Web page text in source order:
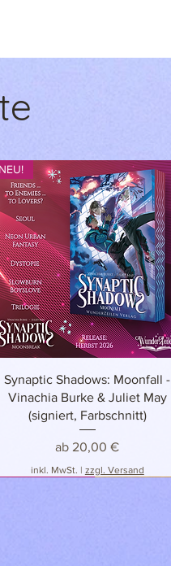
Schnellansicht
NEU!
Synaptic Shadows: Moonfall -
Vinachia Burke & Juliet May
(signiert, Farbschnitt)
ab 20,00 €
Sale-Preis
inkl. MwSt. | zzgl. Versand